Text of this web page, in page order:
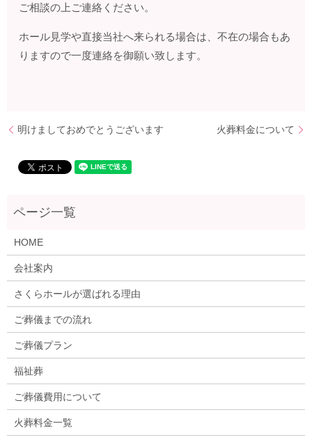
ご相談の上ご連絡ください。
ホール見学や直接当社へ来られる場合は、不在の場合もあ
りますので一度連絡を御願い致します。
明けましておめでとうございます 火葬料金について
HOME
会社案内
さくらホールが選ばれる理由
ご葬儀までの流れ
ご葬儀プラン
福祉葬
ご葬儀費用について
火葬料金一覧